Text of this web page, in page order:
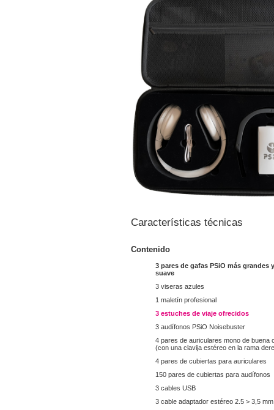
Características técnicas
Contenido
3 pares de gafas PSiO más
suave
3 viseras azules
1 maletín profesional
3 estuches de viaje ofrecidos
3 audífonos PSiO Noisebuster
4 pares de auriculares mono de buena
(con una clavija estéreo en la rama
4 pares de cubiertas para auriculares
150 pares de cubiertas para audífonos
3 cables USB
3 cable adaptador estéreo 2.5 > 3,5 mm